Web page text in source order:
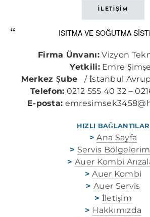
İLETİŞİM
ISITMA VE SOĞUTMA
Firma Ünvanı: Vizyon
Yetkili:Emre
Merkez Şube
/ İstanbul
Telefon: 0212 555 40 32 –
E-posta:
HIZLI BAĞLANTILAR
> Ana Sayfa
> Servis
> Auer Kombi
> Auer Kombi
> Auer Servis
> İletişim
> Hakkımızda